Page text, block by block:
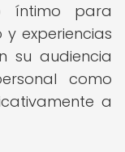
íntimo para
experiencias
su audiencia
como
a